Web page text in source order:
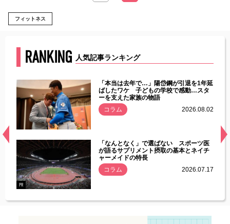
フィットネス
RANKING 人気記事ランキング
常
「本当は去年で…」陽岱鋼が引退を1年延
ばしたワケ 子どもの学校で感動…スタ
ーを支えた家族の物語
コラム
2026.08.02
PR
「なんとなく」で選ばない スポーツ医
が語るサプリメント摂取の基本とネイチ
ャーメイドの特長
コラム
2026.07.17